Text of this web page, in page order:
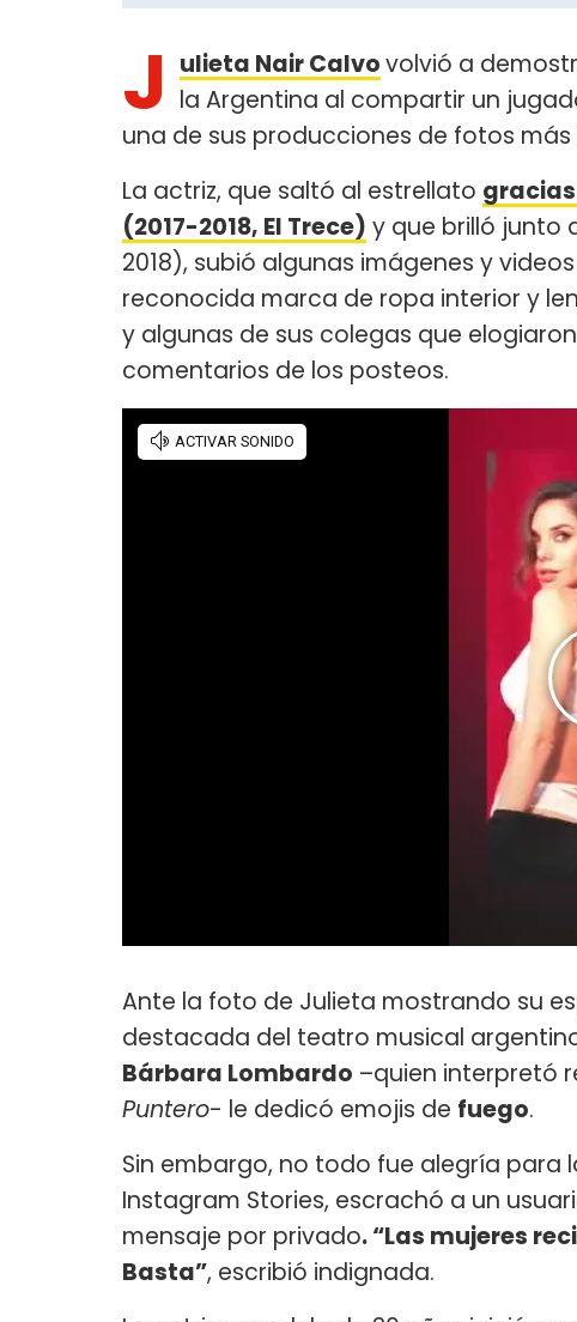
J ulieta Nair Calvovolvió a
la Argentina al compartir un
una de sus producciones de fotos más
La actriz, que saltó al estrellato
(2017-2018, El Trece) y que brilló junto
2018), subió algunas imágenes y
reconocida marca de ropa interior y
y algunas de sus colegas que
comentarios de los posteos.
Ante la foto de Julieta mostrando su
destacada del teatro musical
Bárbara Lombardo –quien interpretó
Puntero- le dedicó emojis de fuego.
Sin embargo, no todo fue alegría para
Instagram Stories, escrachó a un
mensaje por privado. “Las mujeres
Basta”, escribió indignada.